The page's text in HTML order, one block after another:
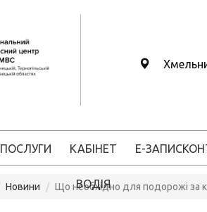
ПОСЛУГИ КАБІНЕТ
ВОДІЯ
Е-ЗАПИС
Новини Що необхідно для подорожі за